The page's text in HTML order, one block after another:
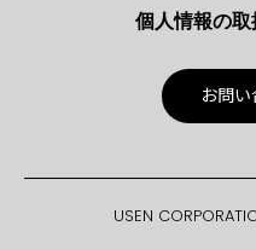
個人情報の
お問い
USEN